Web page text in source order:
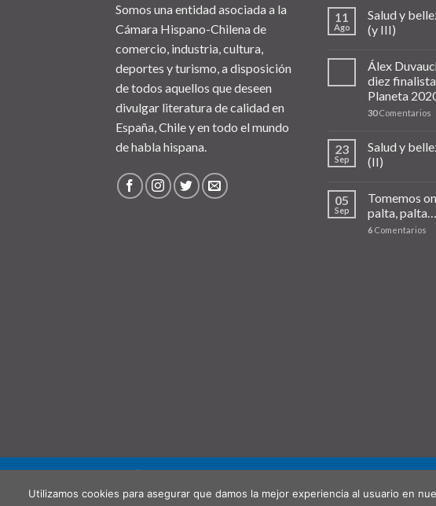
Somos una entidad asociada a la
Cámara Hispano-Chilena de
comercio, industria, cultura,
deportes y turismo, a disposición
de todos aquellos que deseen
divulgar literatura de calidad en
España, Chile y en todo el mundo
de habla hispana.
11
Ago
Salud y
(y III)
Álex
diez
Planeta
30Comentarios
23
Sep
Salud y
(II)
05
Sep
Tomemos
palta,
6 Comentarios
Copyright 2026 ©Hispanochilena
Utilizamos cookies para asegurar que damos la mejor experiencia al usuario en